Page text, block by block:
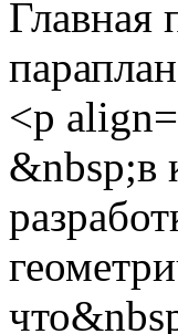
Главная
<p
&nbsp;в